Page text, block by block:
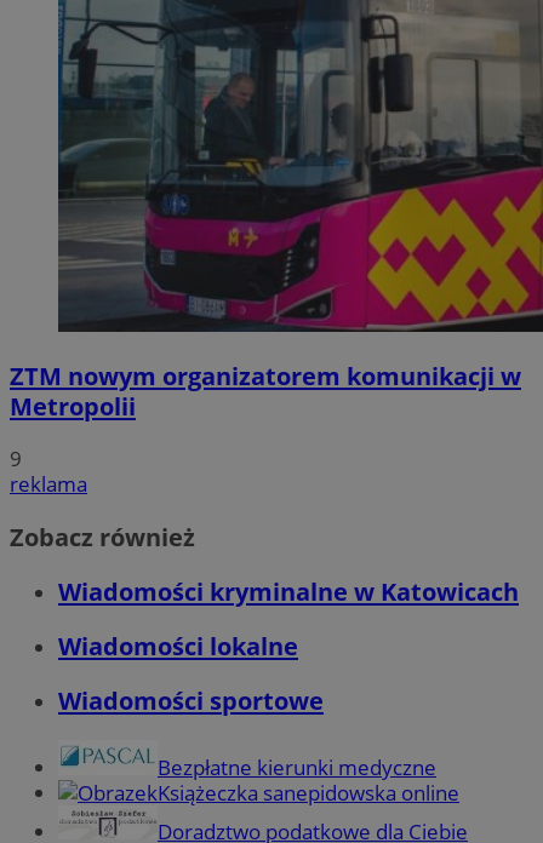
ZTM nowym organizatorem komunikacji w
Metropolii
9
reklama
Zobacz również
Wiadomości kryminalne w Katowicach
Wiadomości lokalne
Wiadomości sportowe
Bezpłatne kierunki medyczne
Książeczka sanepidowska online
Doradztwo podatkowe dla Ciebie